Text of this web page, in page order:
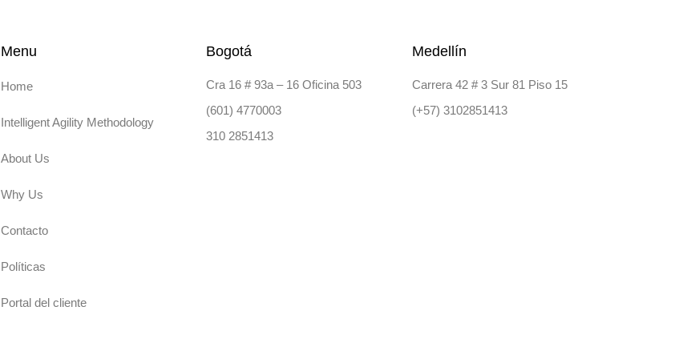
Menu
Home
Intelligent Agility Methodology
About Us
Why Us
Contacto
Políticas
Portal del cliente
Bogotá
Cra 16 # 93a – 16 Oficina 503
(601) 4770003
310 2851413
Medellín
Carrera 42 # 3 Sur 81 Piso 15
(+57) 3102851413